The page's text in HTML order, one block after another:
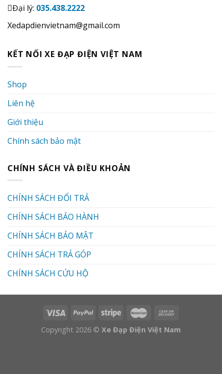
Đại lý: 035.438.2222
Xedapdienvietnam@gmail.com
KẾT NỐI XE ĐẠP ĐIỆN VIỆT NAM
Shop
Liên hệ
Giới thiệu
Chính sách bảo mật
CHÍNH SÁCH VÀ ĐIỀU KHOẢN
CHÍNH SÁCH ĐỔI TRẢ
CHÍNH SÁCH BẢO HÀNH
CHÍNH SÁCH BẢO MẬT
CHÍNH SÁCH TRẢ GÓP
CHÍNH SÁCH CỨU HỘ
Copyright 2026 © Xe Đạp Điện Việt Nam